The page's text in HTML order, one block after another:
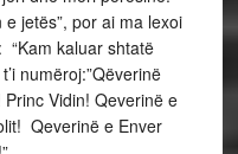
e jetës”, por ai ma lexoi
“Kam kaluar shtatë
numëroj:”Qëverinë
Vidin! Qeverinë e
Qeverinë e Enver